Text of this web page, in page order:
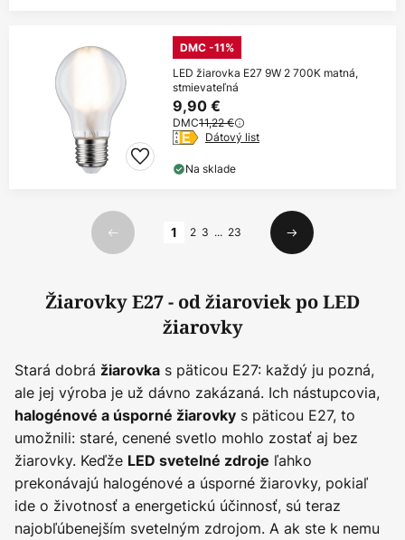
DMC -11%
LED žiarovka E27 9W 2 700K matná,
stmievateľná
9,90 €
DMC11,22 €
Dátový list
Na sklade
Predchádzajúci
1 2 3 ... 23
Ďalší
Žiarovky E27 - od žiaroviek po LED
žiarovky
Stará dobrá žiarovka s päticou E27: každý ju pozná,
ale jej výroba je už dávno zakázaná. Ich nástupcovia,
halogénové a úsporné žiarovky s päticou E27, to
umožnili: staré, cenené svetlo mohlo zostať aj bez
žiarovky. Keďže LED svetelné zdroje ľahko
prekonávajú halogénové a úsporné žiarovky, pokiaľ
ide o životnosť a energetickú účinnosť, sú teraz
najobľúbenejším svetelným zdrojom. A ak ste k nemu